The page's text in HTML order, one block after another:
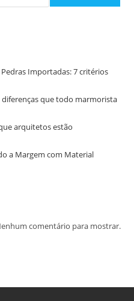
Importadas: 7 critérios
que todo marmorista
arquitetos estão
a Margem com Material
comentário para mostrar.